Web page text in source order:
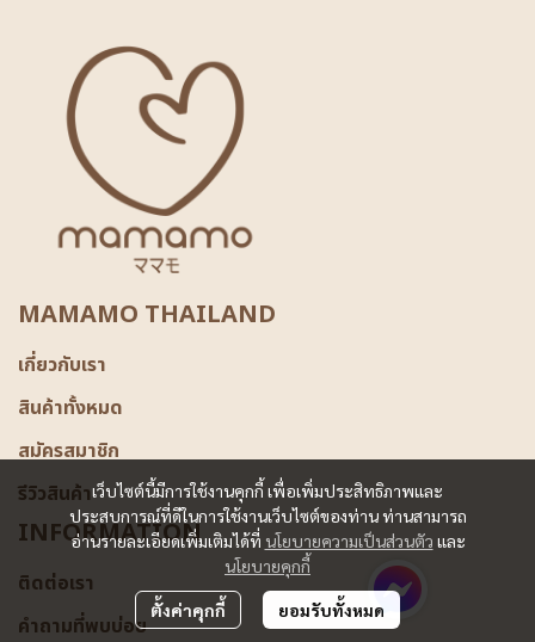
เว็บไซต์นี้มีการใช้งานคุกกี้ เพื่อเพิ่มประสิทธิภาพและ
ประสบการณ์ที่ดีในการใช้งานเว็บไซต์ของท่าน ท่านสามารถ
อ่านรายละเอียดเพิ่มเติมได้ที่ นโยบายความเป็นส่วนตัว และ
นโยบายคุกกี้
ตั้งค่าคุกกี้ ยอมรับทั้งหมด
MAMAMO THAILAND
เกี่ยวกับเรา
สินค้าทั้งหมด
สมัครสมาชิก
รีวิวสินค้า
INFORMATION
ติดต่อเรา
คำถามที่พบบ่อย